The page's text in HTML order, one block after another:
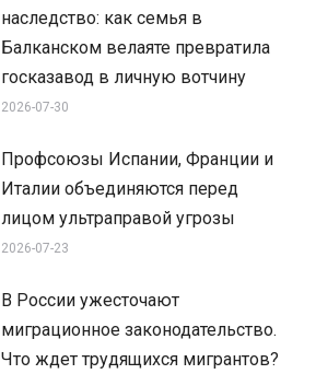
наследство: как семья в
Балканском велаяте превратила
госказавод в личную вотчину
2026-07-30
Профсоюзы Испании, Франции и
Италии объединяются перед
лицом ультраправой угрозы
2026-07-23
В России ужесточают
миграционное законодательство.
Что ждет трудящихся мигрантов?